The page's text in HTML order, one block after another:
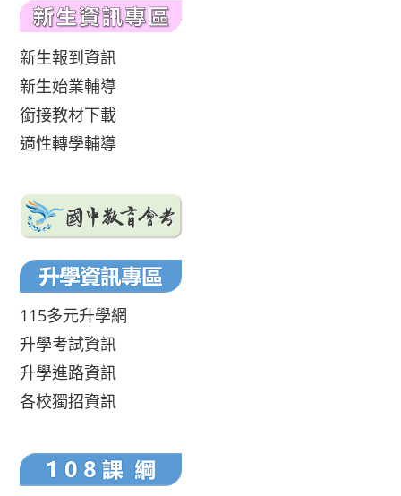
新生報到資訊
新生始業輔導
銜接教材下載
適性轉學輔導
115多元升學網
升學考試資訊
升學進路資訊
各校獨招資訊